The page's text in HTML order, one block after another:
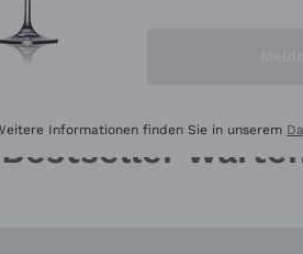
IM ANGEBOT
Informationen finden Sie in unserem